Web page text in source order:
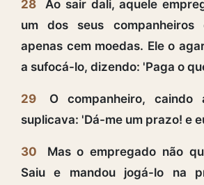
28
Ao sair dali, aquele
um dos seus
apenas cem moedas. Ele o
a sufocá-lo, dizendo: 'Paga o
29
O companheiro, caindo
suplicava: 'Dá-me um prazo! e
30
Mas o empregado não
Saiu e mandou jogá-lo na